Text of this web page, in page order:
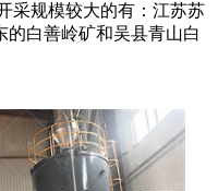
采规模较大的有：江苏苏
的白善岭矿和吴县青山白